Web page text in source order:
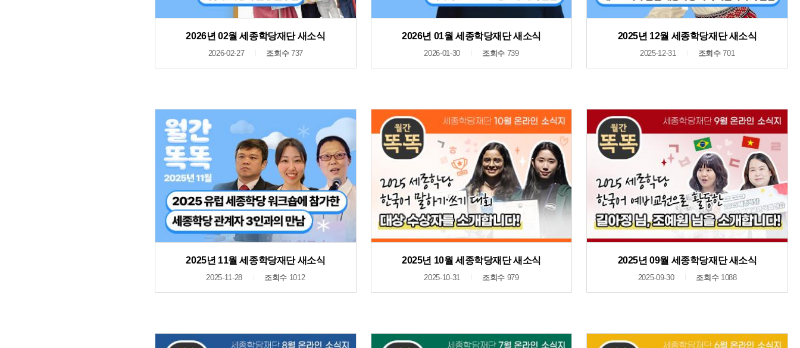
2026년 02월 세종학당재단 새소식
2026-02-27 조회수 737
2026년 01월 세종학당재단 새소식
2026-01-30 조회수 739
2025년 12월 세종학당재단 새소식
2025-12-31 조회수701
2025년 11월 세종학당재단 새소식
2025-11-28 조회수 1012
2025년 10월 세종학당재단 새소식
2025-10-31 조회수 979
2025년 09월 세종학당재단 새소식
2025-09-30 조회수 1088